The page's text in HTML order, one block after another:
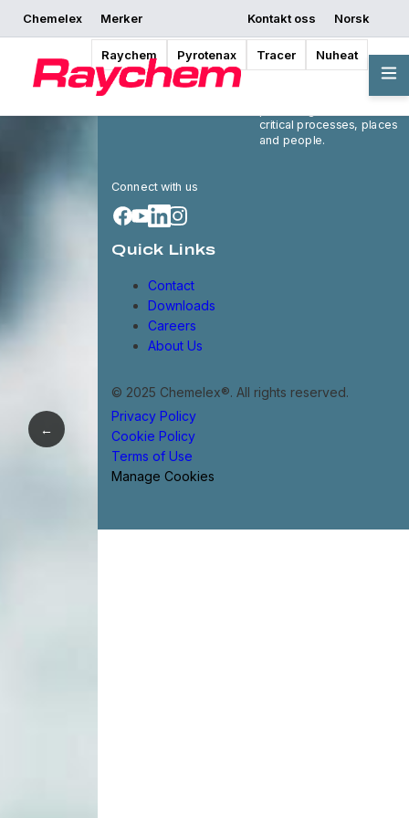
Chemelex Merker
Raychem Pyrotenax Tracer Nuheat
Kontakt oss Norsk
←
leader in electric thermal
and sensing solutions,
critical processes, places
and people.
Connect with us
Quick Links
Contact
Downloads
Careers
About Us
© 2025 Chemelex®. All rights reserved.
Privacy Policy
Cookie Policy
Terms of Use
Manage Cookies